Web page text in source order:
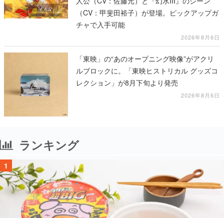
（CV：甲斐田裕子）が登場。ピックアップガ
チャで入手可能
2026年8月6日
「東映」の“あのオープニング映像”がアクリ
ルブロックに。「東映ヒストリカル グッズコ
レクション」が8月下旬より発売
2026年8月6日
ランキング
1